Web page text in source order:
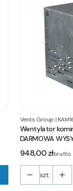
Vents Group |
Wentylator
DARMOWA
Cena
948,00 złbrutto
szt.